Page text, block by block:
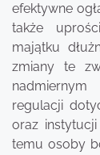
efektywne
także
majątku
zmiany te
nadmiernym
regulacji
oraz
temu osoby